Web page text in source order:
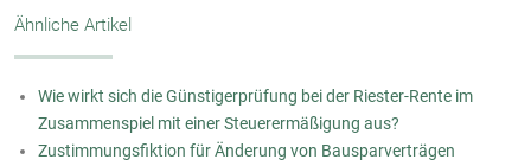
Ähnliche Artikel
Wie wirkt sich die Günstigerprüfung bei der Riester-Rente im
Zusammenspiel mit einer Steuerermäßigung aus?
Zustimmungsfiktion für Änderung von Bausparverträgen